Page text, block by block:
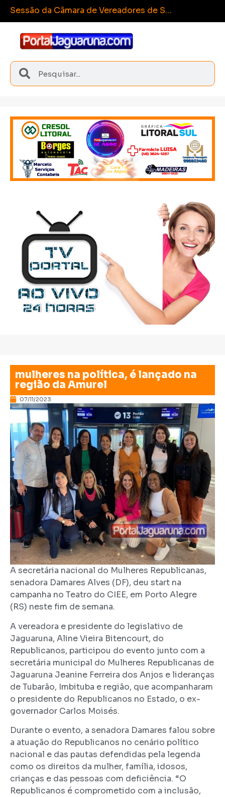
Esporte e Sangão conquista medalhas inéditas nos Joguinhos Abertos de Santa Catarina
mulheres na política, é lançado na
região da Amurel
07/11/2023
A secretária nacional do Mulheres Republicanas,
senadora Damares Alves (DF), deu start na
campanha no Teatro do CIEE, em Porto Alegre
(RS) neste fim de semana.
A vereadora e presidente do legislativo de
Jaguaruna, Aline Vieira Bitencourt, do
Republicanos, participou do evento junto com a
secretária municipal do Mulheres Republicanas de
Jaguaruna Jeanine Ferreira dos Anjos e lideranças
de Tubarão, Imbituba e região, que acompanharam
o presidente do Republicanos no Estado, o ex-
governador Carlos Moisés.
Durante o evento, a senadora Damares falou sobre
a atuação do Republicanos no cenário político
nacional e das pautas defendidas pela legenda
como os direitos da mulher, família, idosos,
crianças e das pessoas com deficiência. “O
Republicanos é comprometido com a inclusão,